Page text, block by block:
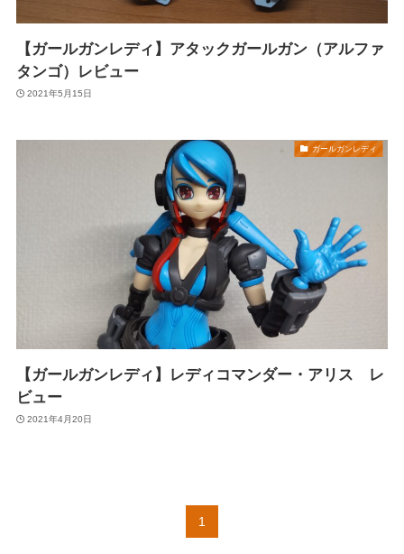
【ガールガンレディ】アタックガールガン（アルファ
タンゴ）レビュー
2021年5月15日
ガールガンレディ
【ガールガンレディ】レディコマンダー・アリス レ
ビュー
2021年4月20日
1